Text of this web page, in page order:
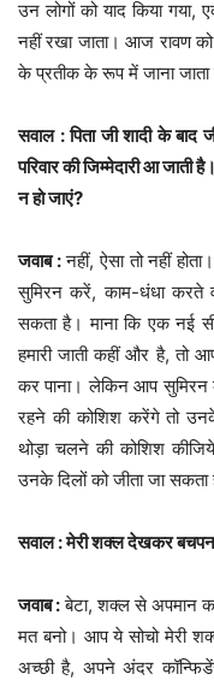
उन लोगों को याद किया
नहीं रखा जाता। आज रावण
के प्रतीक के रूप में जाना जाता
सवाल : पिता जी शादी के
परिवार की जिम्मेदारी आ
न हो जाएं?
जवाब :नहीं, ऐसा तो नहीं
सुमिरन करें, काम-धंधा करते
सकता है। माना कि एक नई
हमारी जाती कहीं और है, तो
कर पाना। लेकिन आप सुमिरन
रहने की कोशिश करेंगे तो
थोड़ा चलने की कोशिश
उनके दिलों को जीता जा सकता
सवाल : मेरी शक्ल देखकर बचपन
जवाब :बेटा, शक्ल से अपमान
मत बनो। आप ये सोचो मेरी
अच्छी है, अपने अंदर